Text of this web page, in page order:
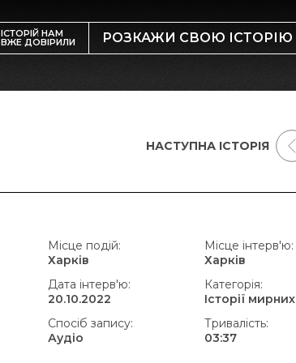
ІСТОРІЙ НАМ
ВЖЕ ДОВІРИЛИ РОЗКАЖИ СВОЮ ІСТОРІЮ
Місце подій:
Харків
Місце інтерв'ю:
Харків
Дата інтерв'ю:
20.10.2022
Категорія:
Історії мирних
Спосіб запису:
Аудіо
Тривалість:
03:37
НАСТУПНА ІСТОРІЯ